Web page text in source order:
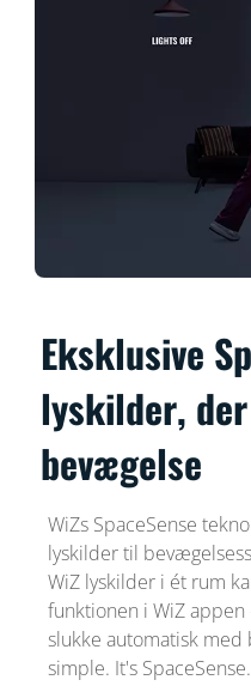
Eksklusive
lyskilder,
bevægelse
WiZs SpaceSense
lyskilder til
WiZ lyskilder i ét rum
funktionen i WiZ
slukke automatisk
simple. It's